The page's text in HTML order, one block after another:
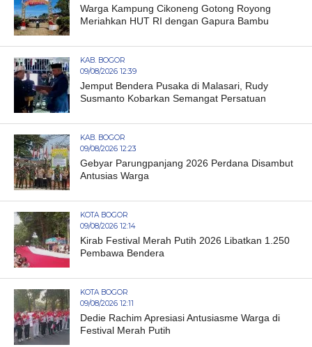
Warga Kampung Cikoneng Gotong Royong
Meriahkan HUT RI dengan Gapura Bambu
KAB. BOGOR
09/08/2026 12:39
Jemput Bendera Pusaka di Malasari, Rudy
Susmanto Kobarkan Semangat Persatuan
KAB. BOGOR
09/08/2026 12:23
Gebyar Parungpanjang 2026 Perdana Disambut
Antusias Warga
KOTA BOGOR
09/08/2026 12:14
Kirab Festival Merah Putih 2026 Libatkan 1.250
Pembawa Bendera
KOTA BOGOR
09/08/2026 12:11
Dedie Rachim Apresiasi Antusiasme Warga di
Festival Merah Putih